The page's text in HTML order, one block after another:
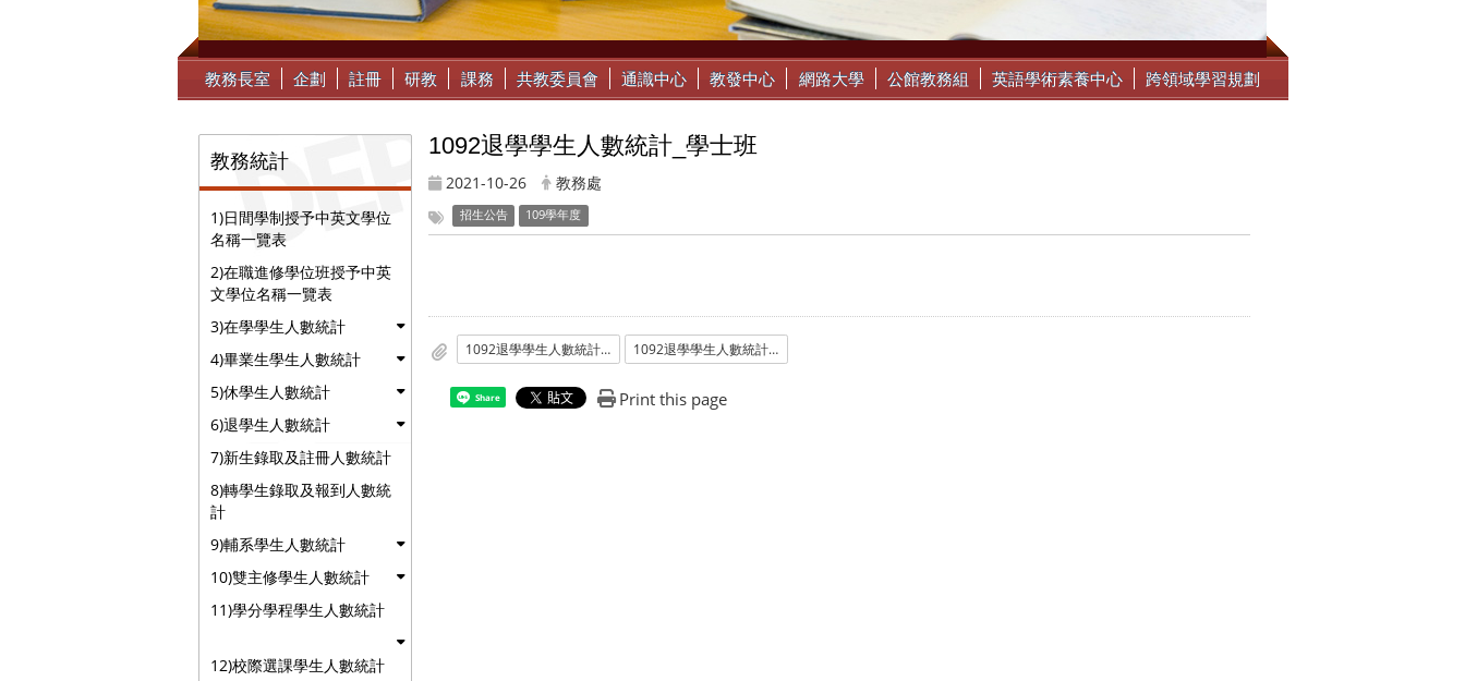
::: 教務長室 企劃 註冊 研教 課務 共教委員會 通識中心 教發中心 網路大學 公館教務組 英語學術素養中心 跨領域學習規劃
教務統計
1)日間學制授予中英文學位
名稱一覽表
2)在職進修學位班授予中英
文學位名稱一覽表
3)在學學生人數統計
4)畢業生學生人數統計
5)休學生人數統計
6)退學生人數統計
7)新生錄取及註冊人數統計
8)轉學生錄取及報到人數統
計
9)輔系學生人數統計
10)雙主修學生人數統計
11)學分學程學生人數統計
12)校際選課學生人數統計
1092退學學生人數統計_學士班
2021-10-26 教務處
招生公告 109學年度
1092退學學生人數統計_學士班 1092退學學生人數統計_學士班
Share Print this page